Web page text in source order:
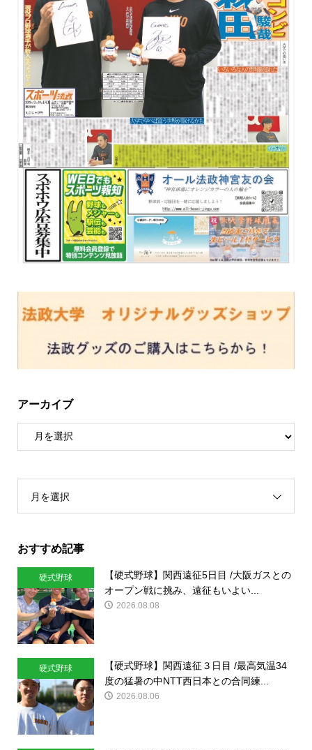
アーカイブ
月を選択
おすすめ記事
硬式野球
【硬式野球】関西遠征5日目 /大阪ガスとの
オープン戦に挑み、遠征もいよい...
2026.08.08
硬式野球
【硬式野球】関西遠征３日目 /最高気温34
度の猛暑の中NTT西日本との合同練...
2026.08.06